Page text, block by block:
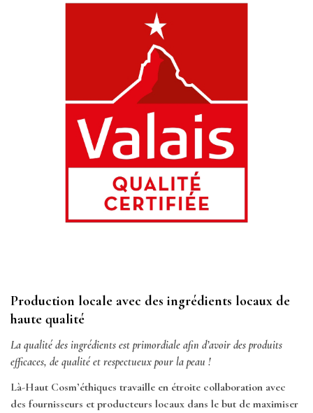
Production locale avec des ingrédients locaux de
haute qualité
La qualité des ingrédients est primordiale afin d’avoir des produits
efficaces, de qualité et respectueux pour la peau !
Là-Haut Cosm’éthiques travaille en étroite collaboration avec
des fournisseurs et producteurs locaux dans le but de maximiser